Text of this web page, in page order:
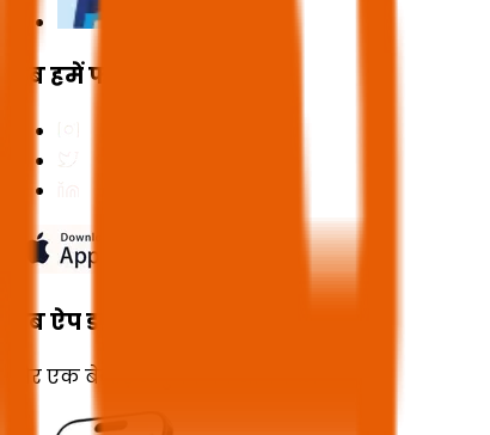
अब हमें फॉलो करें
अब ऐप डाउनलोड करें
और एक बेजोड़ अनुभव का आनंद लें!